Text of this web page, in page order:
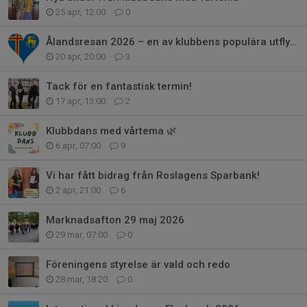
25 apr, 12:00 0
Ålandsresan 2026 – en av klubbens populära utflykter
20 apr, 20:00 3
Tack för en fantastisk termin!
17 apr, 13:00 2
Klubbdans med vårtema 🌿
6 apr, 07:00 9
Vi har fått bidrag från Roslagens Sparbank!
2 apr, 21:00 6
Marknadsafton 29 maj 2026
29 mar, 07:00 0
Föreningens styrelse är vald och redo
28 mar, 18:20 0